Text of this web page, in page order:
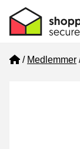
Home
Medlemmer